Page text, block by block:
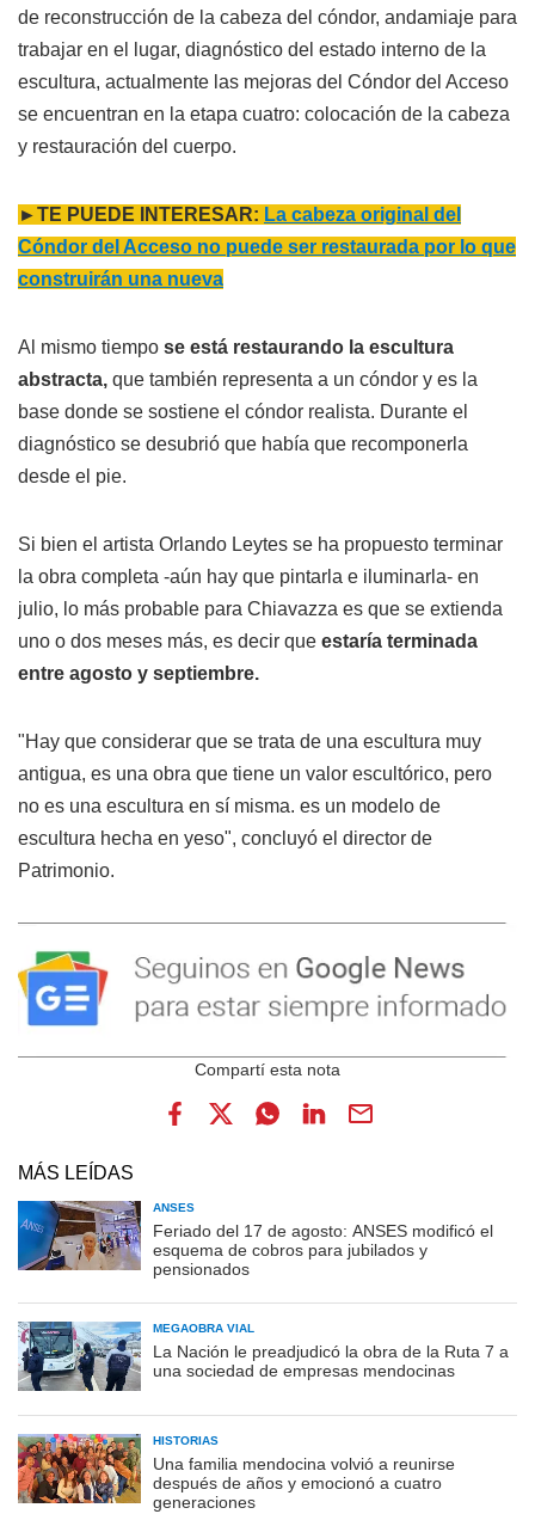
de reconstrucción de la cabeza del cóndor, andamiaje para
trabajar en el lugar, diagnóstico del estado interno de la
escultura, actualmente las mejoras del Cóndor del Acceso
se encuentran en la etapa cuatro: colocación de la cabeza
y restauración del cuerpo.
►TE PUEDE INTERESAR: La cabeza original del
Cóndor del Acceso no puede ser restaurada por lo que
construirán una nueva
Al mismo tiempo se está restaurando la escultura
abstracta, que también representa a un cóndor y es la
base donde se sostiene el cóndor realista. Durante el
diagnóstico se desubrió que había que recomponerla
desde el pie.
Si bien el artista Orlando Leytes se ha propuesto terminar
la obra completa -aún hay que pintarla e iluminarla- en
julio, lo más probable para Chiavazza es que se extienda
uno o dos meses más, es decir que estaría terminada
entre agosto y septiembre.
"Hay que considerar que se trata de una escultura muy
antigua, es una obra que tiene un valor escultórico, pero
no es una escultura en sí misma. es un modelo de
escultura hecha en yeso", concluyó el director de
Patrimonio.
MÁS LEÍDAS
ANSES
Feriado del 17 de agosto: ANSES modificó el
esquema de cobros para jubilados y
pensionados
MEGAOBRA VIAL
La Nación le preadjudicó la obra de la Ruta 7 a
una sociedad de empresas mendocinas
HISTORIAS
Una familia mendocina volvió a reunirse
después de años y emocionó a cuatro
generaciones